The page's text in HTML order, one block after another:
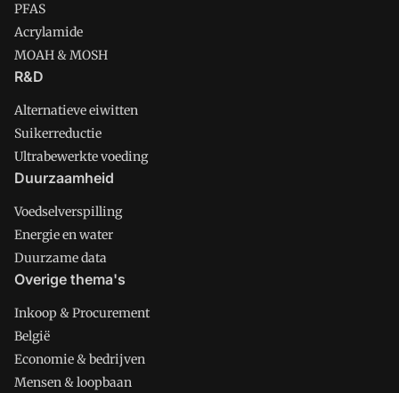
PFAS
Acrylamide
MOAH & MOSH
R&D
Alternatieve eiwitten
Suikerreductie
Ultrabewerkte voeding
Duurzaamheid
Voedselverspilling
Energie en water
Duurzame data
Overige thema's
Inkoop & Procurement
België
Economie & bedrijven
Mensen & loopbaan